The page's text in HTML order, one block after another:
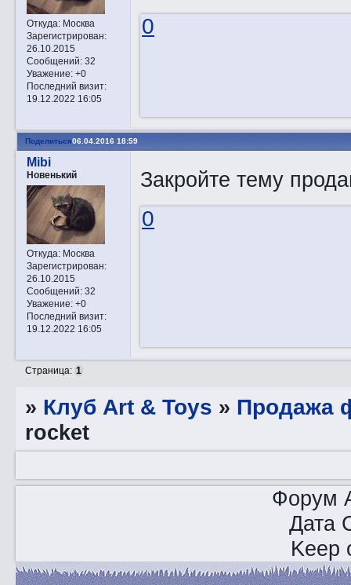
Откуда:Москва
Зарегистрирован:
26.10.2015
Сообщений:32
Уважение: +0
Последний визит:
19.12.2022 16:05
0
Поделиться06.04.2016 18:59
Mibi
Новенький
Откуда:Москва
Зарегистрирован:
26.10.2015
Сообщений:32
Уважение: +0
Последний визит:
19.12.2022 16:05
Закройте тему
0
Страница: 1
» Клуб Art & Toys » Продажа
rocket
Форум
Дата
Keep